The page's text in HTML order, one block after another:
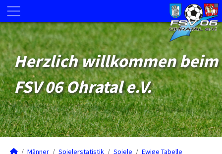
Herzlich willkommen beim
FSV 06 Ohratal e.V.
Männer Spielerstatistik Spiele
Ewige Tabelle